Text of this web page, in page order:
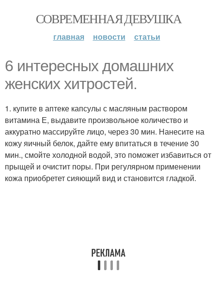
СОВРЕМЕННАЯ ДЕВУШКА
главная новости статьи
6 интересных домашних
женских хитростей.
1. купите в аптеке капсулы с масляным раствором
витамина Е, выдавите произвольное количество и
аккуратно массируйте лицо, через 30 мин. Нанесите на
кожу яичный белок, дайте ему впитаться в течение 30
мин., смойте холодной водой, это поможет избавиться от
прыщей и очистит поры. При регулярном применении
кожа приобретет сияющий вид и становится гладкой.